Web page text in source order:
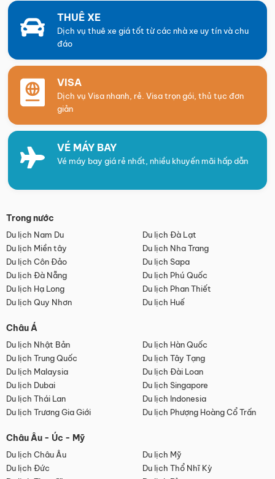
THUÊ XE
Dịch vụ thuê xe giá tốt từ các nhà xe uy tín và chu
đáo
VISA
Dịch vụ Visa nhanh, rẻ. Visa trọn gói, thủ tục đơn
giản
VÉ MÁY BAY
Vé máy bay giá rẻ nhất, nhiều khuyến mãi hấp dẫn
Trong nước
Du lịch Nam Du
Du lịch Đà Lạt
Du lịch Miền tây
Du lịch Nha Trang
Du lịch Côn Đảo
Du lịch Sapa
Du lịch Đà Nẵng
Du lịch Phú Quốc
Du lịch Hạ Long
Du lịch Phan Thiết
Du lịch Quy Nhơn
Du lịch Huế
Châu Á
Du lịch Nhật Bản
Du lịch Hàn Quốc
Du lịch Trung Quốc
Du lịch Tây Tạng
Du lịch Malaysia
Du lịch Đài Loan
Du lịch Dubai
Du lịch Singapore
Du lịch Thái Lan
Du lịch Indonesia
Du lịch Trương Gia Giới
Du lịch Phượng Hoàng Cổ Trấn
Châu Âu - Úc - Mỹ
Du lịch Châu Âu
Du lịch Mỹ
Du lịch Đức
Du lịch Thổ Nhĩ Kỳ